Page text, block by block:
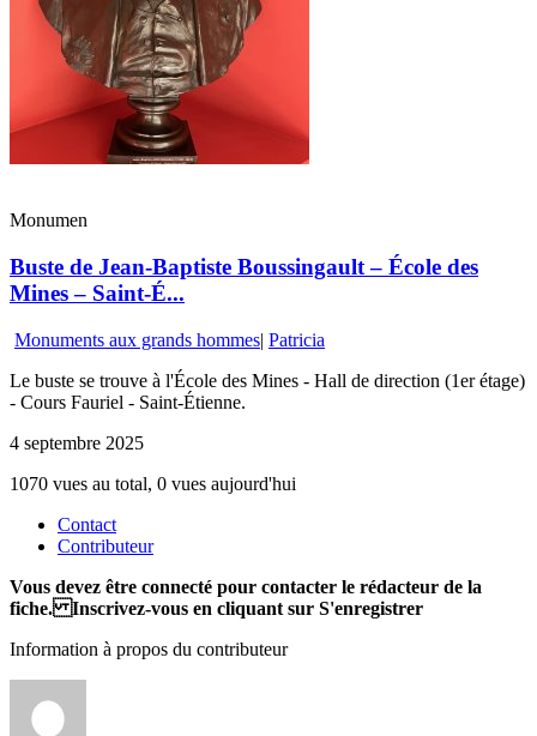
Monumen
Buste de Jean-Baptiste Boussingault – École des
Mines – Saint-É...
Monuments aux grands hommes| Patricia
Le buste se trouve à l'École des Mines - Hall de direction (1er étage)
- Cours Fauriel - Saint-Étienne.
4 septembre 2025
1070 vues au total, 0 vues aujourd'hui
Contact
Contributeur
Vous devez être connecté pour contacter le rédacteur de la
fiche. Inscrivez-vous en cliquant sur S'enregistrer
Information à propos du contributeur